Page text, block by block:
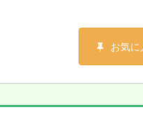
健康にかかわりたい。 だけ
い方
お気